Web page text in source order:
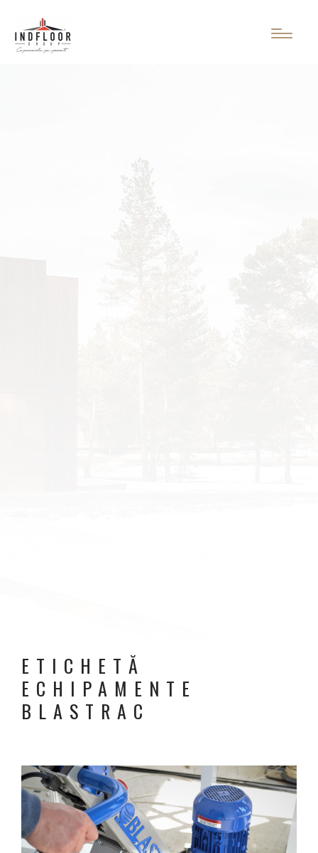
ETICHETĂ
ECHIPAMENTE
BLASTRAC